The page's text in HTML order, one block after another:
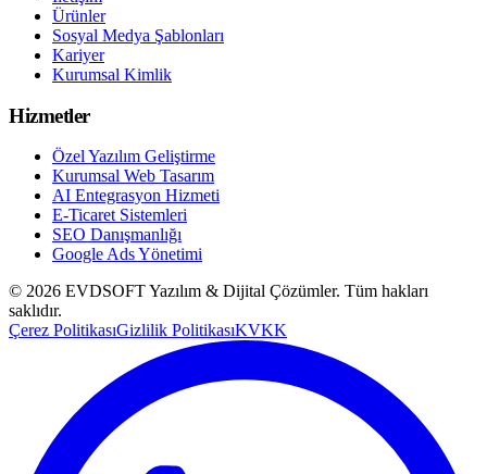
Ürünler
Sosyal Medya Şablonları
Kariyer
Kurumsal Kimlik
Hizmetler
Özel Yazılım Geliştirme
Kurumsal Web Tasarım
AI Entegrasyon Hizmeti
E-Ticaret Sistemleri
SEO Danışmanlığı
Google Ads Yönetimi
© 2026 EVDSOFT Yazılım & Dijital Çözümler. Tüm hakları
saklıdır.
Çerez PolitikasıGizlilik PolitikasıKVKK